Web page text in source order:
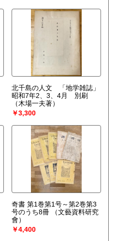
北千島の人文 「地学雑誌」
昭和7年2、3、4月 別刷
（木場一夫著）
￥3,300
奇書 第1巻第1号～第2巻第3
号のうち8冊
（文藝資料研究
會）
￥4,400